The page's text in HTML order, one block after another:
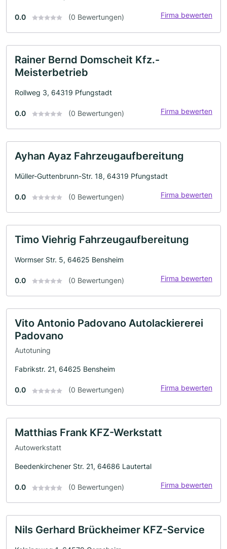
0.0 (0 Bewertungen) Firma bewerten
Rainer Bernd Domscheit Kfz.-
Meisterbetrieb
Rollweg 3, 64319 Pfungstadt
0.0 (0 Bewertungen) Firma bewerten
Ayhan Ayaz Fahrzeugaufbereitung
Müller-Guttenbrunn-Str. 18, 64319 Pfungstadt
0.0 (0 Bewertungen) Firma bewerten
Timo Viehrig Fahrzeugaufbereitung
Wormser Str. 5, 64625 Bensheim
0.0 (0 Bewertungen) Firma bewerten
Vito Antonio Padovano Autolackiererei
Padovano
Autotuning
Fabrikstr. 21, 64625 Bensheim
0.0 (0 Bewertungen) Firma bewerten
Matthias Frank KFZ-Werkstatt
Autowerkstatt
Beedenkirchener Str. 21, 64686 Lautertal
0.0 (0 Bewertungen) Firma bewerten
Nils Gerhard Brückheimer KFZ-Service